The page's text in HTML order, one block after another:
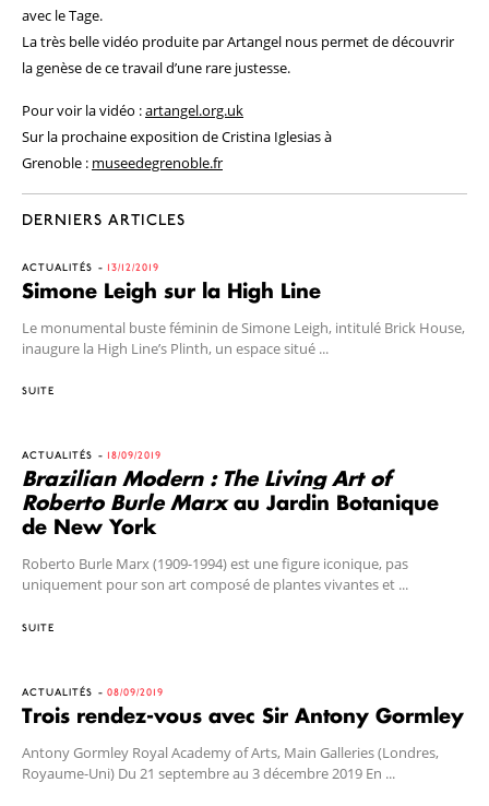
avec le Tage.
La très belle vidéo produite par Artangel nous permet de découvrir
la genèse de ce travail d’une rare justesse.
Pour voir la vidéo :artangel.org.uk
Sur la prochaine exposition de Cristina Iglesias à
Grenoble : museedegrenoble.fr
DERNIERS ARTICLES
ACTUALITÉS 13/12/2019
Simone Leigh sur la High Line
Le monumental buste féminin de Simone Leigh, intitulé Brick House,
inaugure la High Line’s Plinth, un espace situé ...
SUITE
ACTUALITÉS 18/09/2019
Brazilian Modern : The Living Art of
Roberto Burle Marxau Jardin Botanique
de New York
Roberto Burle Marx (1909-1994) est une figure iconique, pas
uniquement pour son art composé de plantes vivantes et ...
SUITE
ACTUALITÉS 08/09/2019
Trois rendez-vous avec Sir Antony Gormley
Antony Gormley Royal Academy of Arts, Main Galleries (Londres,
Royaume-Uni) Du 21 septembre au 3 décembre 2019 En ...